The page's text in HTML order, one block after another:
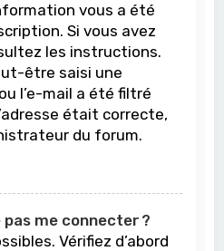
vous a été
Si vous avez
les instructions.
être saisi une
l’e-mail a été filtré
était correcte,
du forum.
me connecter ?
Vérifiez d’abord